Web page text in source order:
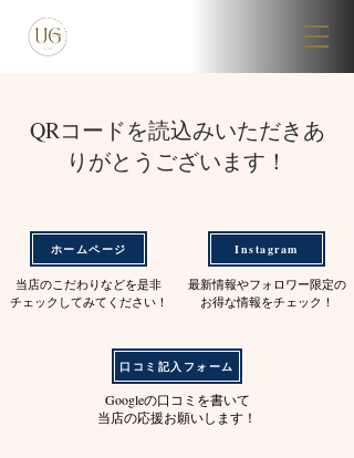
QRコードを読込みいただきあ
りがとうございます！
ホームページ Instagram
​当店のこだわりなどを是非
チェックしてみてください！
​最新情報やフォロワー限定の
お得な情報をチェック！
口コミ記入フォーム
Googleの口コミを書いて
当店の応援お願いします！